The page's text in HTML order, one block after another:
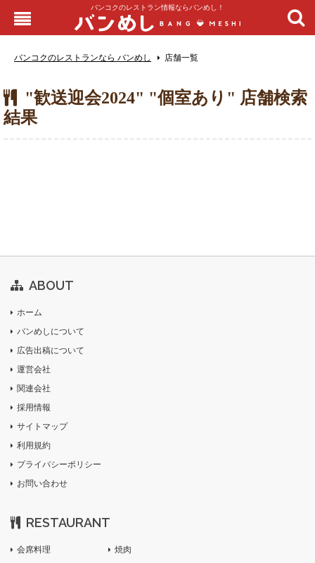
バンコクのレストラン情報ならバンめし！
バンコクのレストランなら バンめし 店舗一覧
"歓送迎会2024" "個室あり" 店舗検索
結果
ABOUT
ホーム
バンめしについて
広告出稿について
運営会社
関連会社
採用情報
サイトマップ
利用規約
プライバシーポリシー
お問い合わせ
RESTAURANT
会席料理
焼肉